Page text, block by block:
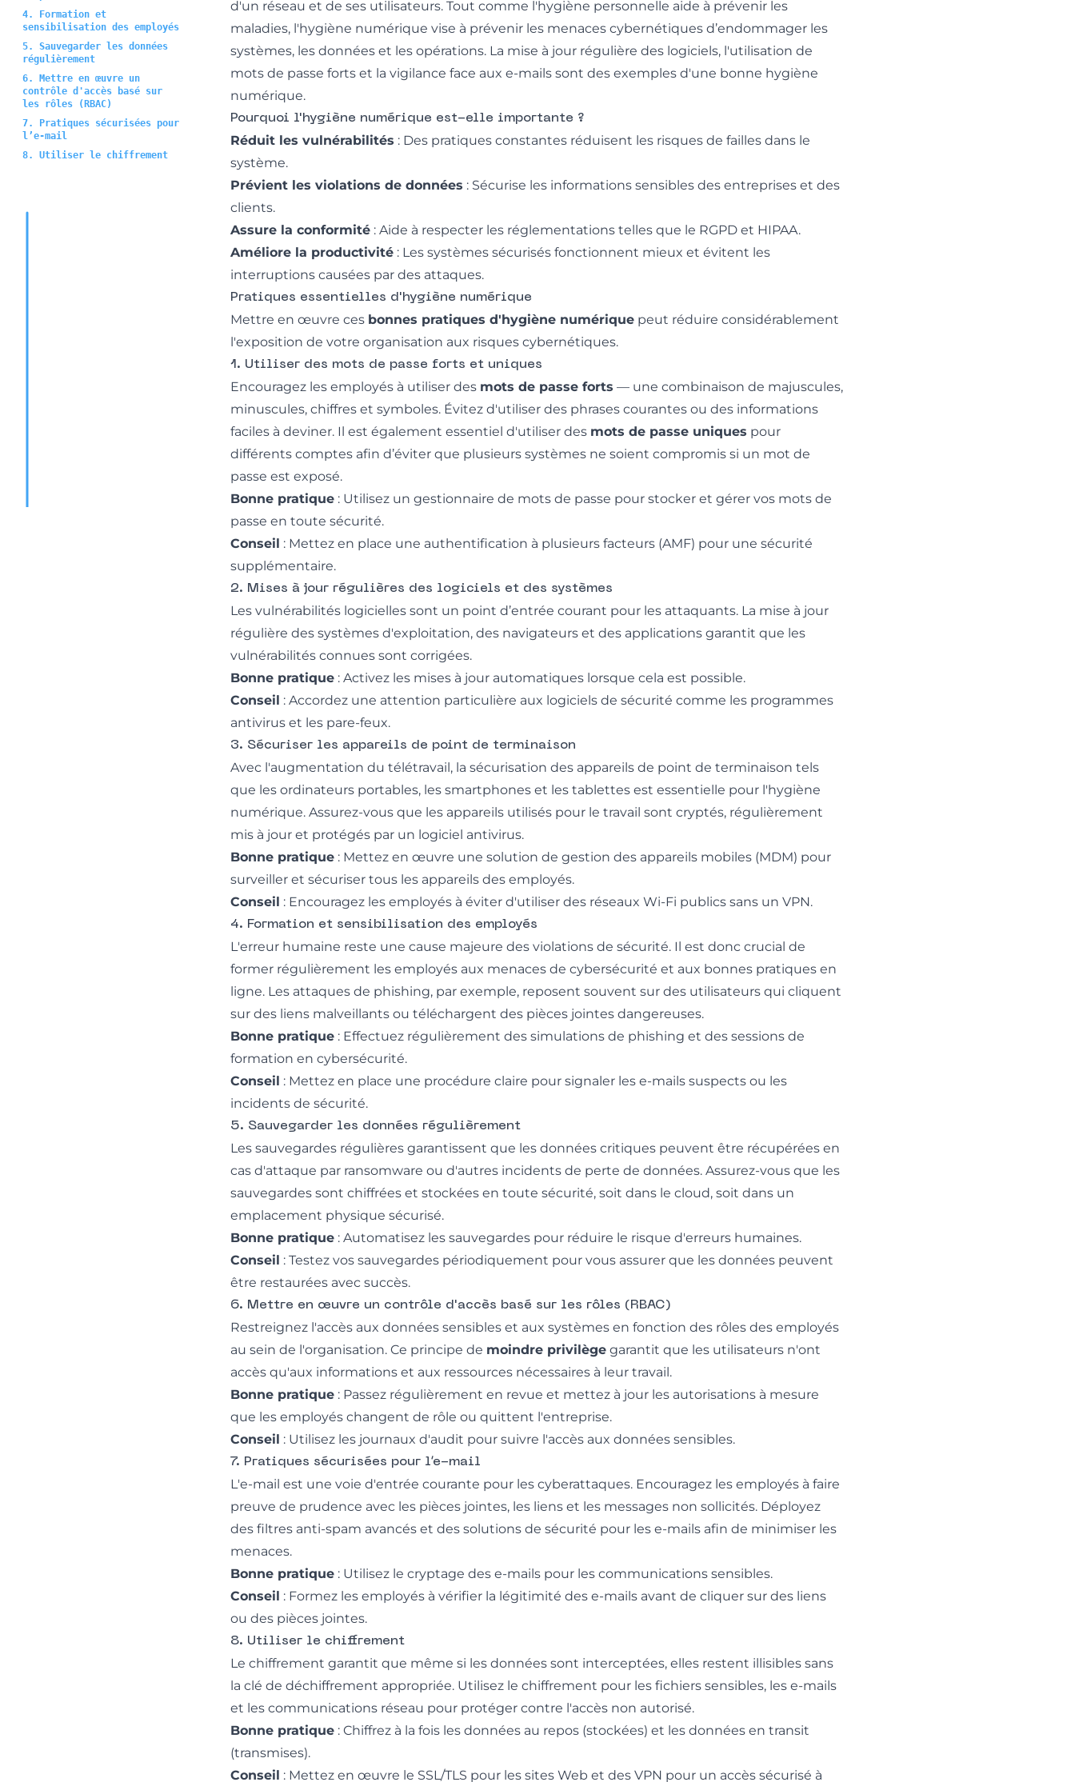
4. Formation et
sensibilisation des employés
5. Sauvegarder les données
régulièrement
6. Mettre en œuvre un
contrôle d'accès basé sur
les rôles (RBAC)
7. Pratiques sécurisées pour
l’e-mail
8. Utiliser le chiffrement
d'un réseau et de ses utilisateurs. Tout comme l'hygiène personnelle aide à prévenir les
maladies, l'hygiène numérique vise à prévenir les menaces cybernétiques d’endommager les
systèmes, les données et les opérations. La mise à jour régulière des logiciels, l'utilisation de
mots de passe forts et la vigilance face aux e-mails sont des exemples d'une bonne hygiène
numérique.
Pourquoi l'hygiène numérique est-elle importante ?
Réduit les vulnérabilités : Des pratiques constantes réduisent les risques de failles dans le
système.
Prévient les violations de données : Sécurise les informations sensibles des entreprises et des
clients.
Assure la conformité : Aide à respecter les réglementations telles que le RGPD et HIPAA.
Améliore la productivité : Les systèmes sécurisés fonctionnent mieux et évitent les
interruptions causées par des attaques.
Pratiques essentielles d'hygiène numérique
Mettre en œuvre ces bonnes pratiques d'hygiène numérique peut réduire considérablement
l'exposition de votre organisation aux risques cybernétiques.
1. Utiliser des mots de passe forts et uniques
Encouragez les employés à utiliser des mots de passe forts — une combinaison de majuscules,
minuscules, chiffres et symboles. Évitez d'utiliser des phrases courantes ou des informations
faciles à deviner. Il est également essentiel d'utiliser des mots de passe uniques pour
différents comptes afin d’éviter que plusieurs systèmes ne soient compromis si un mot de
passe est exposé.
Bonne pratique : Utilisez un gestionnaire de mots de passe pour stocker et gérer vos mots de
passe en toute sécurité.
Conseil : Mettez en place une authentification à plusieurs facteurs (AMF) pour une sécurité
supplémentaire.
2. Mises à jour régulières des logiciels et des systèmes
Les vulnérabilités logicielles sont un point d’entrée courant pour les attaquants. La mise à jour
régulière des systèmes d'exploitation, des navigateurs et des applications garantit que les
vulnérabilités connues sont corrigées.
Bonne pratique : Activez les mises à jour automatiques lorsque cela est possible.
Conseil : Accordez une attention particulière aux logiciels de sécurité comme les programmes
antivirus et les pare-feux.
3. Sécuriser les appareils de point de terminaison
Avec l'augmentation du télétravail, la sécurisation des appareils de point de terminaison tels
que les ordinateurs portables, les smartphones et les tablettes est essentielle pour l'hygiène
numérique. Assurez-vous que les appareils utilisés pour le travail sont cryptés, régulièrement
mis à jour et protégés par un logiciel antivirus.
Bonne pratique : Mettez en œuvre une solution de gestion des appareils mobiles (MDM) pour
surveiller et sécuriser tous les appareils des employés.
Conseil : Encouragez les employés à éviter d'utiliser des réseaux Wi-Fi publics sans un VPN.
4. Formation et sensibilisation des employés
L'erreur humaine reste une cause majeure des violations de sécurité. Il est donc crucial de
former régulièrement les employés aux menaces de cybersécurité et aux bonnes pratiques en
ligne. Les attaques de phishing, par exemple, reposent souvent sur des utilisateurs qui cliquent
sur des liens malveillants ou téléchargent des pièces jointes dangereuses.
Bonne pratique : Effectuez régulièrement des simulations de phishing et des sessions de
formation en cybersécurité.
Conseil : Mettez en place une procédure claire pour signaler les e-mails suspects ou les
incidents de sécurité.
5. Sauvegarder les données régulièrement
Les sauvegardes régulières garantissent que les données critiques peuvent être récupérées en
cas d'attaque par ransomware ou d'autres incidents de perte de données. Assurez-vous que les
sauvegardes sont chiffrées et stockées en toute sécurité, soit dans le cloud, soit dans un
emplacement physique sécurisé.
Bonne pratique : Automatisez les sauvegardes pour réduire le risque d'erreurs humaines.
Conseil : Testez vos sauvegardes périodiquement pour vous assurer que les données peuvent
être restaurées avec succès.
6. Mettre en œuvre un contrôle d'accès basé sur les rôles (RBAC)
Restreignez l'accès aux données sensibles et aux systèmes en fonction des rôles des employés
au sein de l'organisation. Ce principe de moindre privilège garantit que les utilisateurs n'ont
accès qu'aux informations et aux ressources nécessaires à leur travail.
Bonne pratique : Passez régulièrement en revue et mettez à jour les autorisations à mesure
que les employés changent de rôle ou quittent l'entreprise.
Conseil : Utilisez les journaux d'audit pour suivre l'accès aux données sensibles.
7. Pratiques sécurisées pour l’e-mail
L'e-mail est une voie d'entrée courante pour les cyberattaques. Encouragez les employés à faire
preuve de prudence avec les pièces jointes, les liens et les messages non sollicités. Déployez
des filtres anti-spam avancés et des solutions de sécurité pour les e-mails afin de minimiser les
menaces.
Bonne pratique : Utilisez le cryptage des e-mails pour les communications sensibles.
Conseil : Formez les employés à vérifier la légitimité des e-mails avant de cliquer sur des liens
ou des pièces jointes.
8. Utiliser le chiffrement
Le chiffrement garantit que même si les données sont interceptées, elles restent illisibles sans
la clé de déchiffrement appropriée. Utilisez le chiffrement pour les fichiers sensibles, les e-mails
et les communications réseau pour protéger contre l'accès non autorisé.
Bonne pratique : Chiffrez à la fois les données au repos (stockées) et les données en transit
(transmises).
Conseil : Mettez en œuvre le SSL/TLS pour les sites Web et des VPN pour un accès sécurisé à